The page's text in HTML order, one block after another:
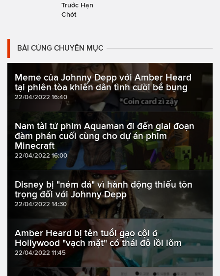
Trước Hạn
Chót
BÀI CÙNG CHUYÊN MỤC
Meme của Johnny Depp với Amber Heard
tại phiên tòa khiến dân tình cười bể bụng
22/04/2022 16:40
Nam tài tử phim Aquaman đi đến giai đoạn
đàm phán cuối cùng cho dự án phim
Minecraft
22/04/2022 16:00
Disney bị "ném đá" vì hành động thiếu tôn
trọng đối với Johnny Depp
22/04/2022 14:30
Amber Heard bị tên tuổi gạo cội ở
Hollywood "vạch mặt" có thái độ lồi lõm
22/04/2022 11:45